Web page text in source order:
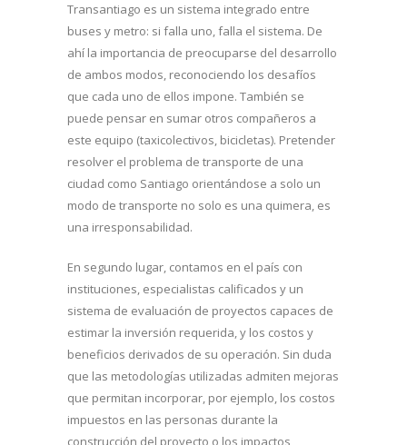
Transantiago es un sistema integrado entre
buses y metro: si falla uno, falla el sistema. De
ahí la importancia de preocuparse del desarrollo
de ambos modos, reconociendo los desafíos
que cada uno de ellos impone. También se
puede pensar en sumar otros compañeros a
este equipo (taxicolectivos, bicicletas). Pretender
resolver el problema de transporte de una
ciudad como Santiago orientándose a solo un
modo de transporte no solo es una quimera, es
una irresponsabilidad.
En segundo lugar, contamos en el país con
instituciones, especialistas calificados y un
sistema de evaluación de proyectos capaces de
estimar la inversión requerida, y los costos y
beneficios derivados de su operación. Sin duda
que las metodologías utilizadas admiten mejoras
que permitan incorporar, por ejemplo, los costos
impuestos en las personas durante la
construcción del proyecto o los impactos